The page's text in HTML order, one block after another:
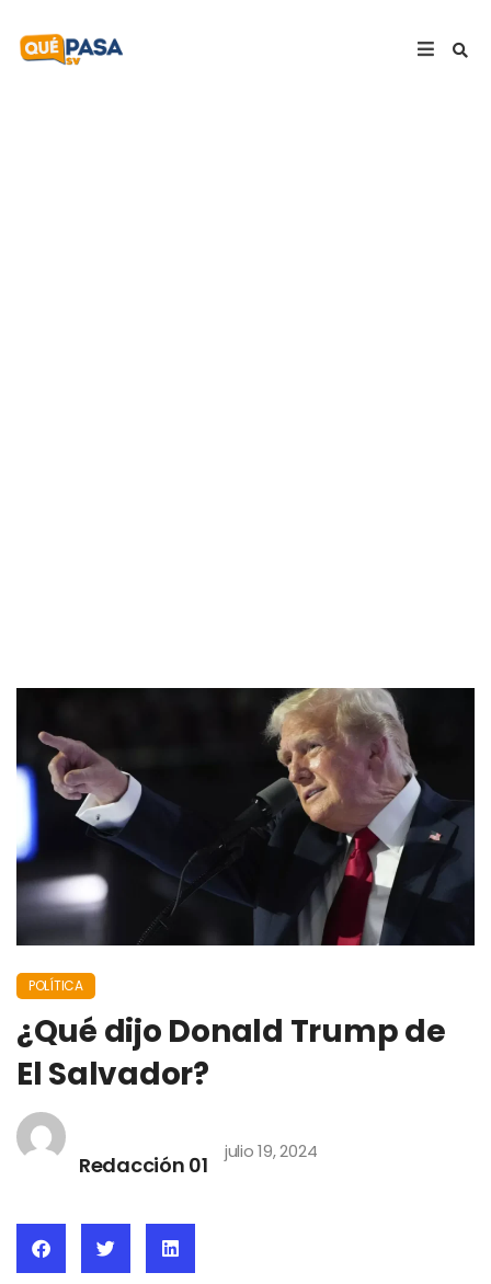
POLÍTICA
¿Qué dijo Donald Trump de
El Salvador?
Redacción 01
julio 19, 2024